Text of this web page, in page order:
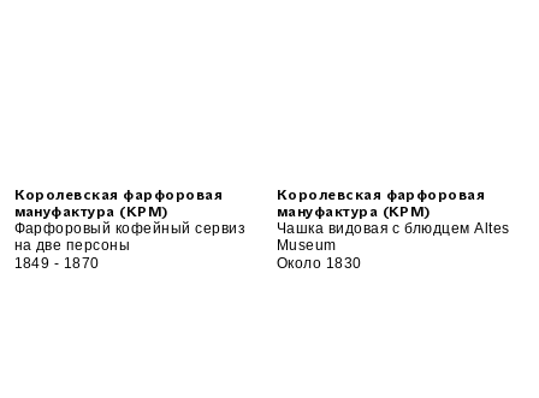
Королевская фарфоровая
мануфактура (KPM)
Фарфоровый кофейный сервиз
на две персоны
1849 - 1870
Королевская фарфоровая
мануфактура (KPM)
Чашка видовая с блюдцем Altes
Museum
Около 1830